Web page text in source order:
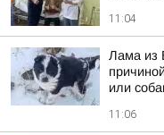
11:04
Лама из
или
11:06